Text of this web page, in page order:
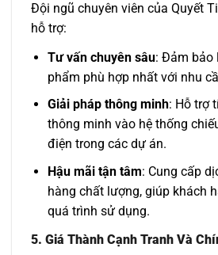
Đội ngũ chuyên viên của Quyết
hỗ trợ:
Tư vấn chuyên sâu: Đảm bảo
phẩm phù hợp nhất với nhu
Giải pháp thông minh: Hỗ trợ
thông minh vào hệ thống
điện trong các dự án.
Hậu mãi tận tâm: Cung cấp
hàng chất lượng, giúp khách
quá trình sử dụng.
5. Giá Thành Cạnh Tranh Và